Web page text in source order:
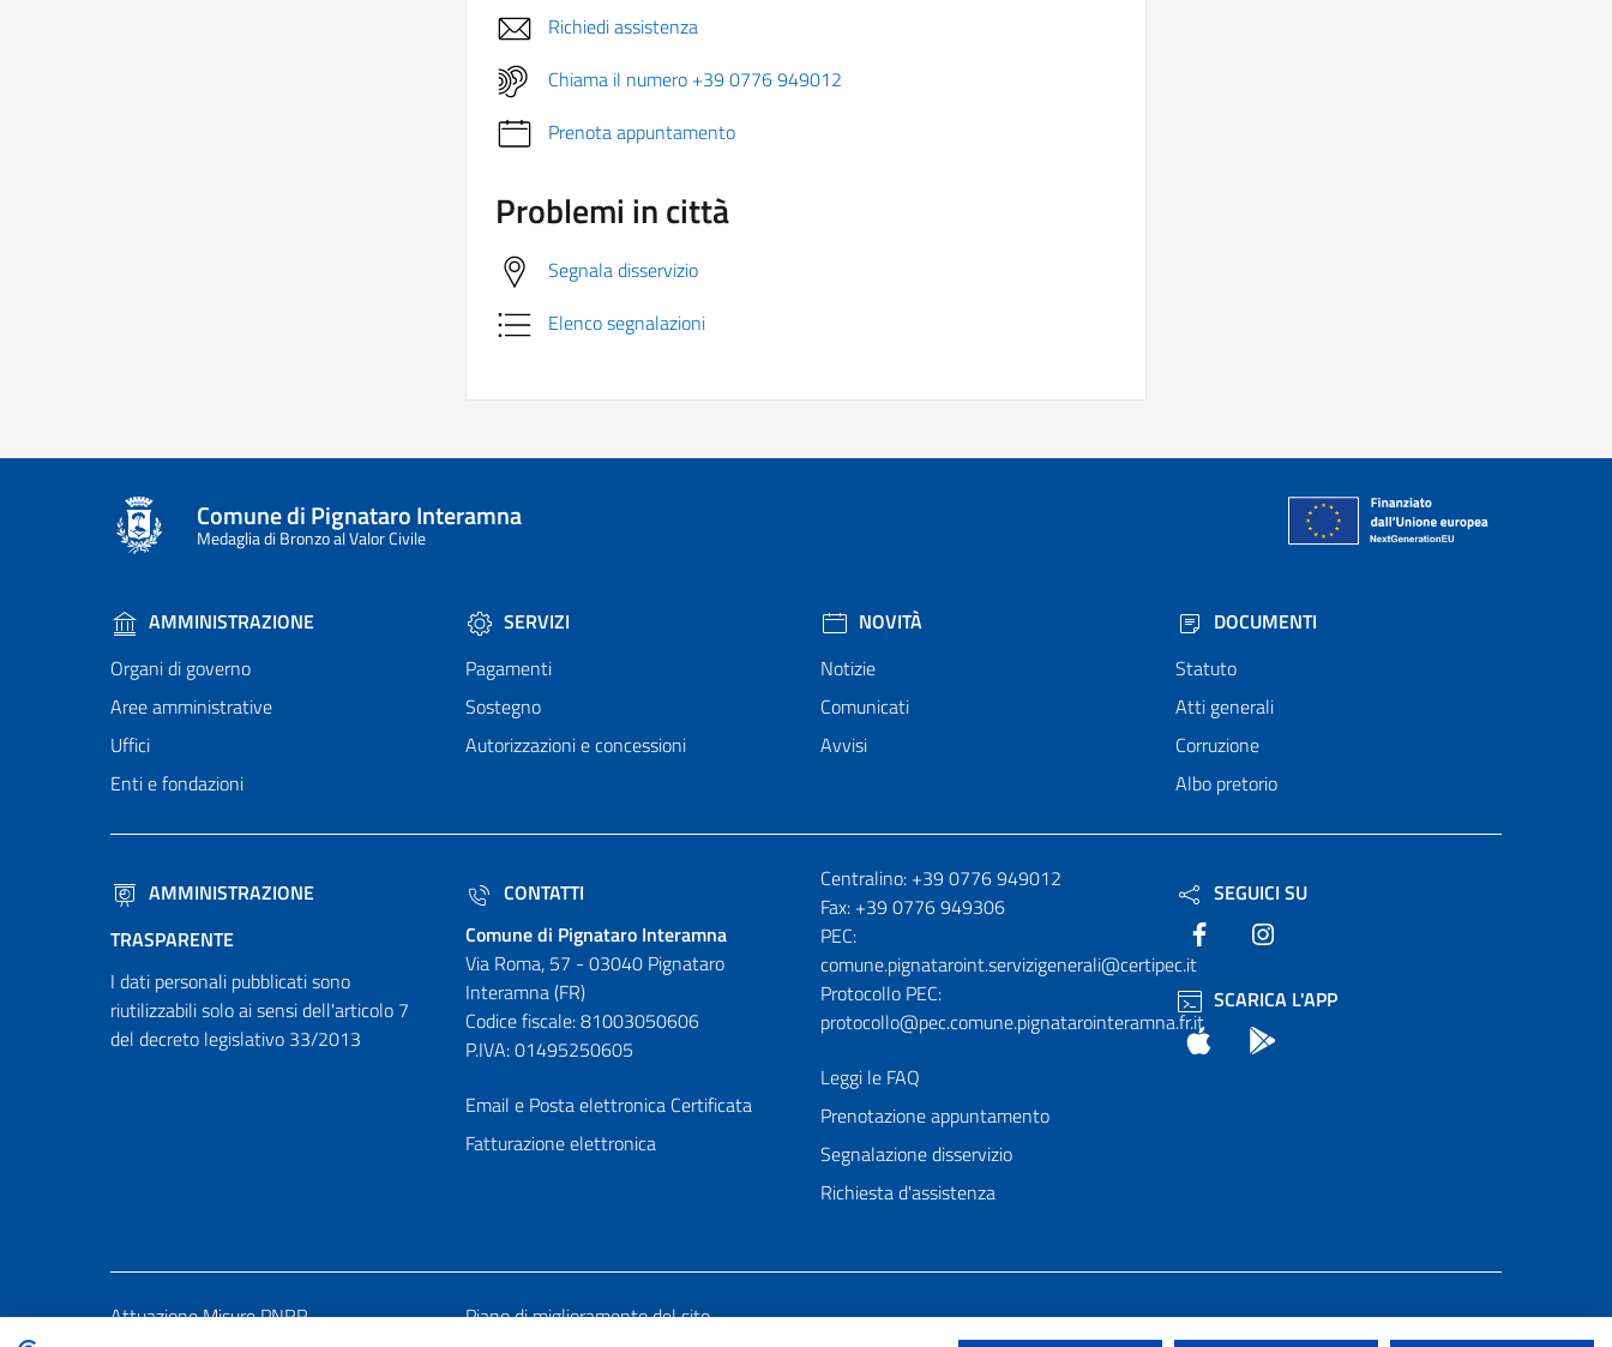
Richiedi assistenza
Chiama il numero +39 0776 949012
Prenota appuntamento
Problemi in città
Segnala disservizio
Elenco segnalazioni
Comune di Pignataro Interamna
Medaglia di Bronzo al Valor Civile
AMMINISTRAZIONE
Organi di governo
Aree amministrative
Uffici
Enti e fondazioni
SERVIZI
Pagamenti
Sostegno
Autorizzazioni e concessioni
NOVITÀ
Notizie
Comunicati
Avvisi
DOCUMENTI
Statuto
Atti generali
Corruzione
Albo pretorio
AMMINISTRAZIONE
TRASPARENTE
I dati personali pubblicati sono
riutilizzabili solo ai sensi dell'articolo 7
del decreto legislativo 33/2013
CONTATTI
Comune di Pignataro Interamna
Via Roma, 57 - 03040 Pignataro
Interamna (FR)
Codice fiscale: 81003050606
P.IVA: 01495250605
Email e Posta elettronica Certificata
Fatturazione elettronica
Numeri utili
Centralino: +39 0776 949012
Fax: +39 0776 949306
PEC:
comune.pignataroint.servizigenerali@certipec.it
Protocollo PEC:
protocollo@pec.comune.pignatarointeramna.fr.it
Leggi le FAQ
Prenotazione appuntamento
Segnalazione disservizio
Richiesta d'assistenza
SEGUICI SU
Facebook
SCARICA L'APP
App Store
Attuazione Misure PNRR Piano di miglioramento del sito